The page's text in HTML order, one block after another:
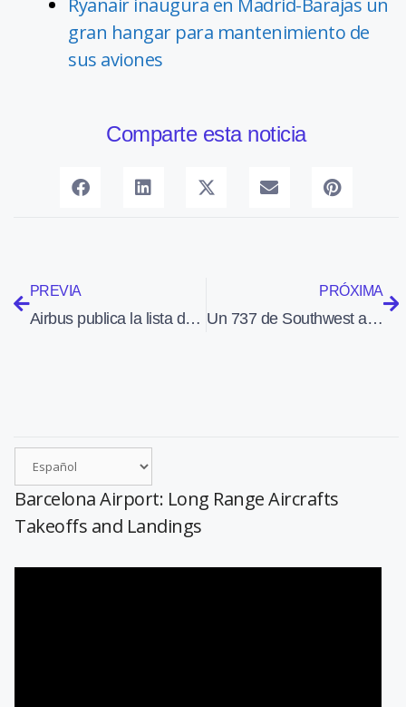
Ryanair inaugura en Madrid-Barajas un
gran hangar para mantenimiento de
sus aviones
Comparte esta noticia
PREVIA
Airbus publica la lista de precios de sus aviones
PRÓXIMA
Un 737 de Southwest aterrizó por error en un pequeño aeropuerto cercano al que tenía como destino
Barcelona Airport: Long Range Aircrafts
Takeoffs and Landings